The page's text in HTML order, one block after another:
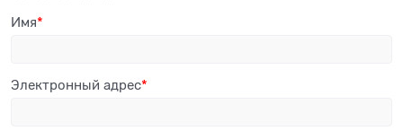
Имя
Электронный адрес